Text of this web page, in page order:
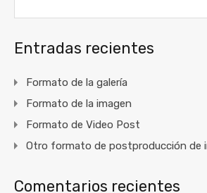
Entradas recientes
Formato de la galería
Formato de la imagen
Formato de Video Post
Otro formato de postproducción de
Comentarios recientes